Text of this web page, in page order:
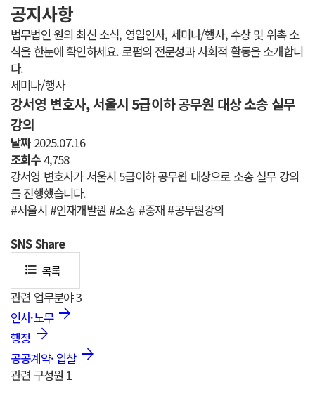
공지사항
법무법인 원의 최신 소식, 영입인사, 세미나/행사, 수상 및 위촉 소
식을 한눈에 확인하세요. 로펌의 전문성과 사회적 활동을 소개합니
다.
세미나/행사
강서영 변호사, 서울시 5급이하 공무원 대상 소송 실무
강의
날짜2025.07.16
조회수4,758
강서영 변호사가 서울시 5급이하 공무원 대상으로 소송 실무 강의
를 진행했습니다.
#서울시 #인재개발원 #소송 #중재 #공무원강의
SNSShare
format_list_bulleted 목록
관련 업무분야3
인사·노무
행정
공공계약· 입찰
관련 구성원 1